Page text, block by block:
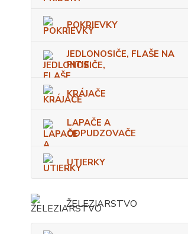
POKRIEVKY
JEDLONOSIČE, FLAŠE NA
PITIE
KRÁJAČE
LAPAČE A
ODPUDZOVAČE
UTIERKY
ŽELEZIARSTVO